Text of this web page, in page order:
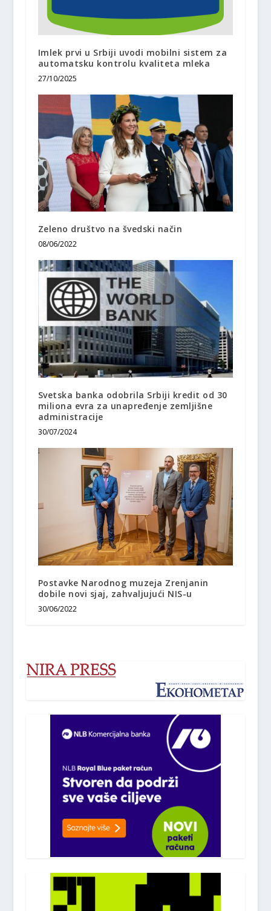
Imlek prvi u Srbiji uvodi mobilni sistem za
automatsku kontrolu kvaliteta mleka
27/10/2025
Zeleno društvo na švedski način
08/06/2022
Svetska banka odobrila Srbiji kredit od 30
miliona evra za unapređenje zemljišne
administracije
30/07/2024
Postavke Narodnog muzeja Zrenjanin
dobile novi sjaj, zahvaljujući NIS-u
30/06/2022